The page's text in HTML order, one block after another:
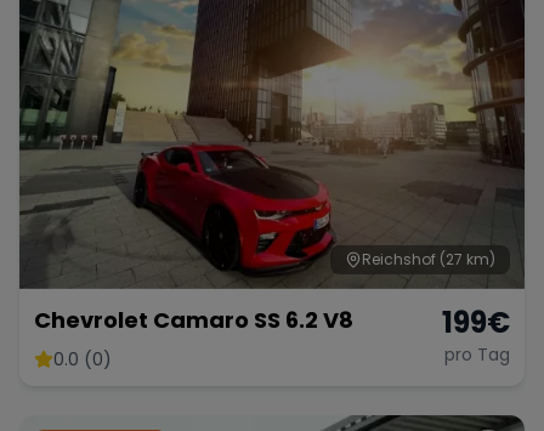
Porsche Lamborghini Ferrari
McLaren Ford Jaguar
Tesla Chevrolet Dodge
Wann
Zeitraum wählen
Reichshof (27 km)
Chevrolet Camaro SS 6.2 V8
0.0 (0)
199€
pro Tag